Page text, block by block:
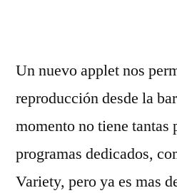
Un nuevo applet nos
reproducción desde la
momento no tiene
programas dedicados,
Variety, pero ya es mas